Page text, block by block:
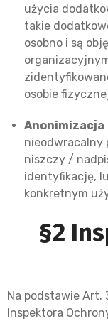
użycia
takie
osobno i są
osobie
Anonimizacja
nieodwracalny
niszczy /
identyfikację,
konkretnym
§2
Na podstawie Art.
Inspektora